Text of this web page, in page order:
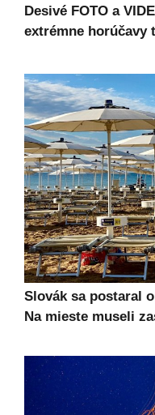
Desivé FOTO a
extrémne horúčavy
Slovák sa postaral
Na mieste museli